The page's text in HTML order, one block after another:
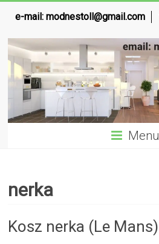
e-mail:modnestoll@gmail.com
Menu
nerka
Kosz nerka (Le Mans)